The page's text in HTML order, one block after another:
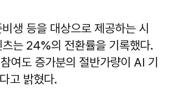
생 등을 대상으로 제공하는 시
는 24%의 전환률을 기록했다.
여도 증가분의 절반가량이 AI 기
고 밝혔다.